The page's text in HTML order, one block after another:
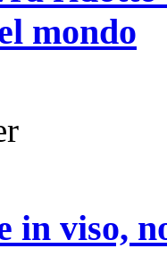
mondo
in viso,